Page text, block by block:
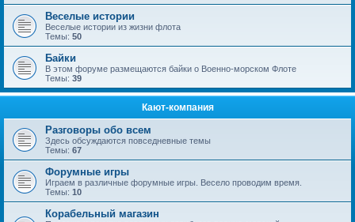
Веселые истории
Веселые истории из жизни флота
Темы: 50
Байки
В этом форуме размещаются байки о Военно-морском Флоте
Темы: 39
Кают-компания
Разговоры обо всем
Здесь обсуждаются повседневные темы
Темы: 67
Форумные игры
Играем в различные форумные игры. Весело проводим время.
Темы: 10
Корабельный магазин